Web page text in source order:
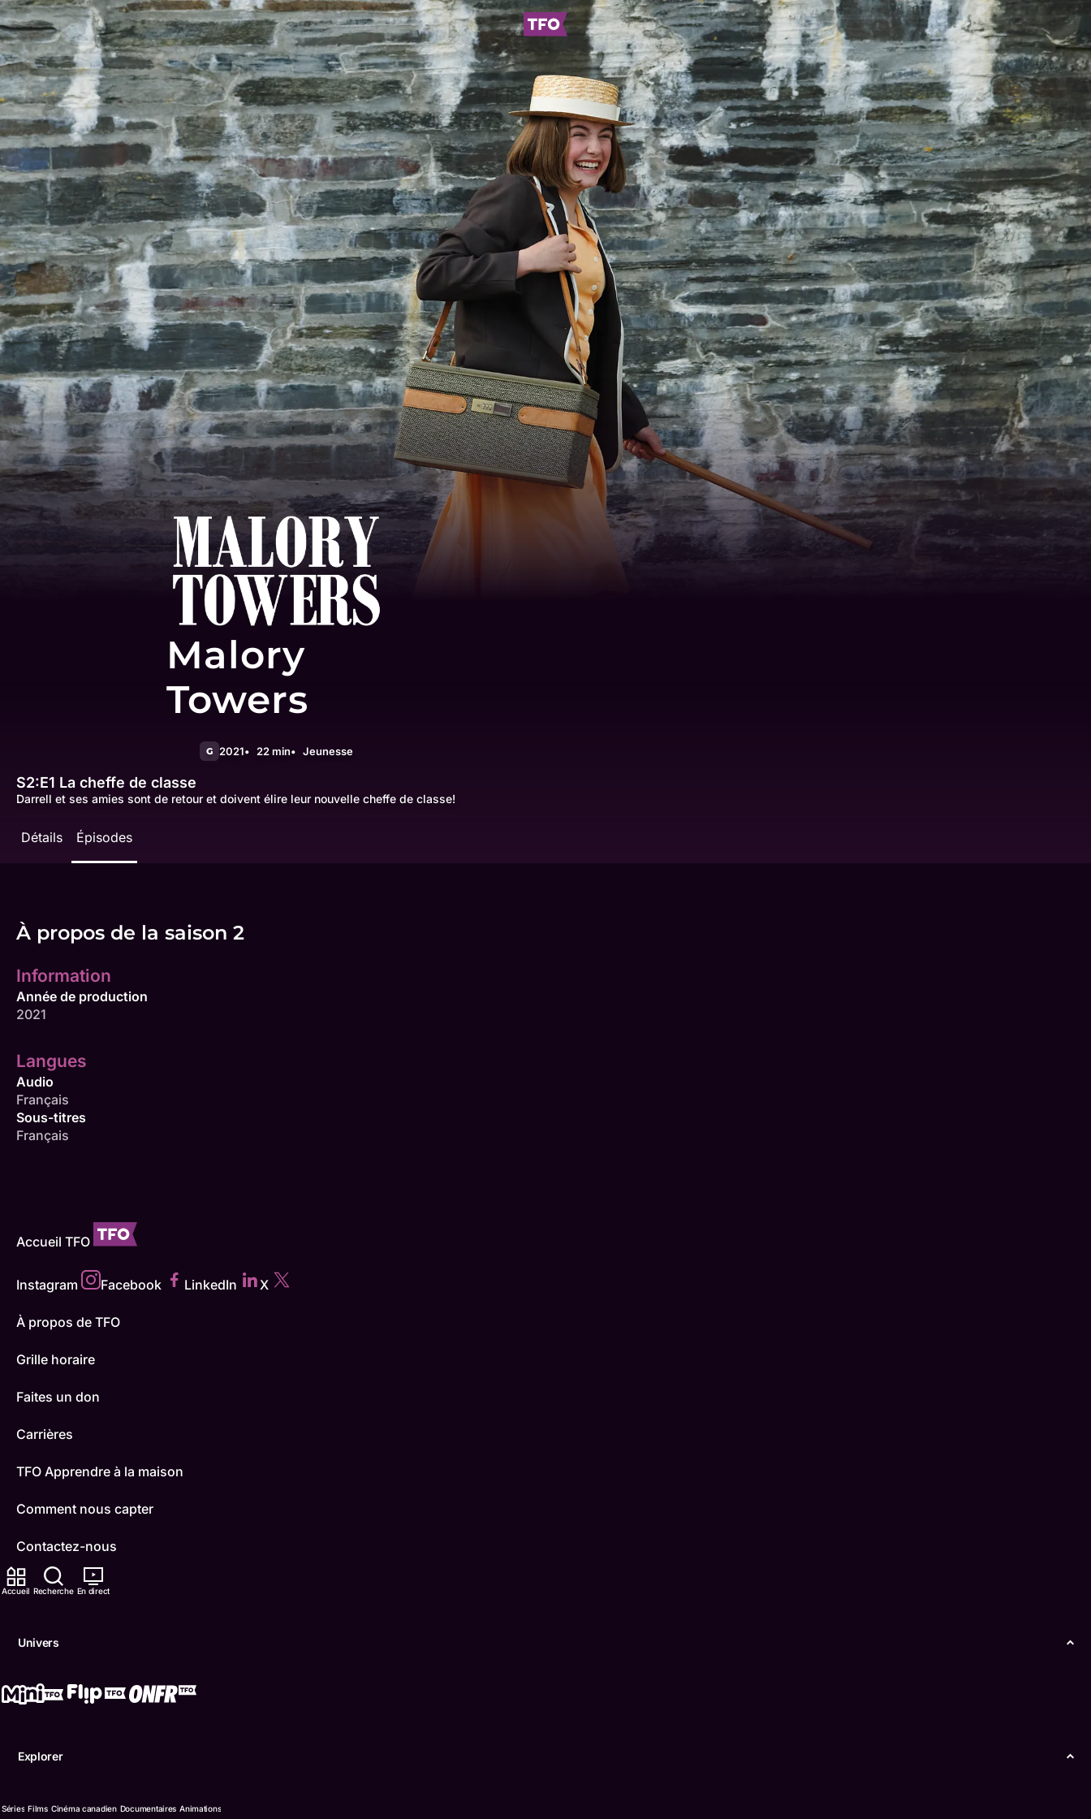
Accueil Recherche En direct
Univers
Explorer
Séries Films Cinéma canadien Documentaires Animations
Malory
Towers
G 2021 22 min Jeunesse
S2:E1 La cheffe de classe
Darrell et ses amies sont de retour et doivent élire leur nouvelle cheffe de classe!
Détails Épisodes
À propos de la saison 2
Information
Année de production
2021
Langues
Audio
Français
Sous-titres
Français
Accueil TFO
Instagram Facebook LinkedIn X
À propos de TFO
Grille horaire
Faites un don
Carrières
TFO Apprendre à la maison
Comment nous capter
Contactez-nous
ONFR
Conditions d'utilisation
© Office des télécommunications éducatives de langue française de l’Ontario (TFO) - 2026